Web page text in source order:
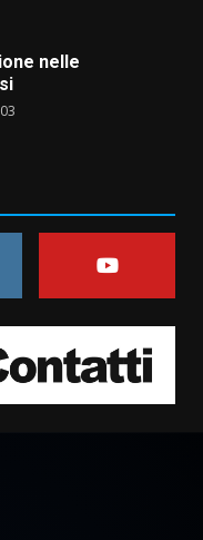
nelle
cittadini di
continua il piano
del